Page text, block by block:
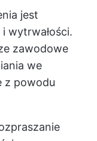
jest
wytrwałości.
zawodowe
we
z powodu